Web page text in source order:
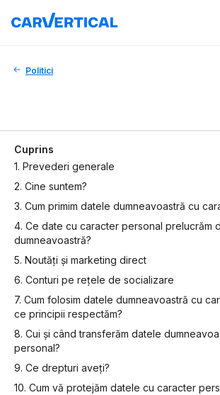
Politici
Cuprins
1. Prevederi generale
2. Cine suntem?
3. Cum primim datele dumneavoastră cu
4. Ce date cu caracter personal prelucrăm
dumneavoastră?
5. Noutăți și marketing direct
6. Conturi pe rețele de socializare
7. Cum folosim datele dumneavoastră cu
ce principii respectăm?
8. Cui și când transferăm datele
personal?
9. Ce drepturi aveți?
10. Cum vă protejăm datele cu caracter